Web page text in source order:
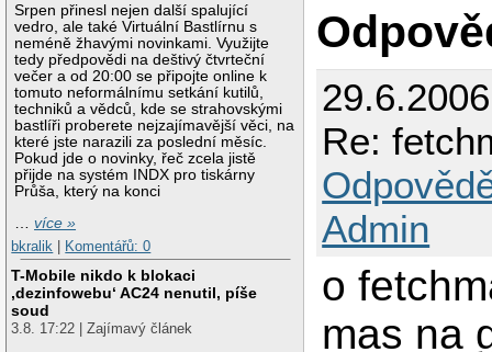
Srpen přinesl nejen další spalující
vedro, ale také Virtuální Bastlírnu s
neméně žhavými novinkami. Využijte
tedy předpovědi na deštivý čtvrteční
večer a od 20:00 se připojte online k
tomuto neformálnímu setkání kutilů,
techniků a vědců, kde se strahovskými
bastlíři proberete nejzajímavější věci, na
které jste narazili za poslední měsíc.
Pokud jde o novinky, řeč zcela jistě
přijde na systém INDX pro tiskárny
Průša, který na konci
…více »
bkralik
Komentářů: 0
T-Mobile nikdo k blokaci
‚dezinfowebu‘ AC24 nenutil, píše
soud
3.8. 17:22 | Zajímavý článek
Re:
Admin
o
mas na